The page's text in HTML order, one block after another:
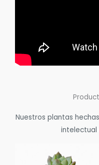
Nuestros plantas
intelectual